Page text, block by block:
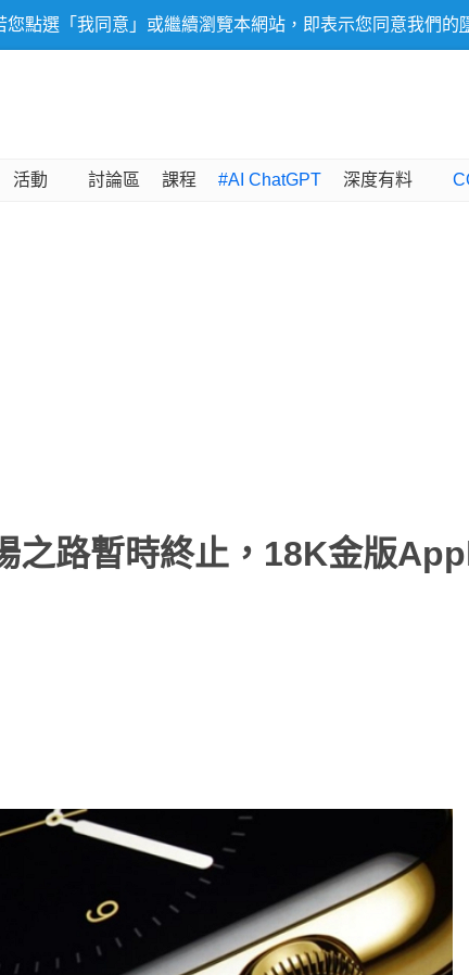
點選「我同意」或繼續瀏覽本網站，即表示您同意我們的
活動 討論區 課程 #AI ChatGPT 深度有料
之路暫時終止，18K金版